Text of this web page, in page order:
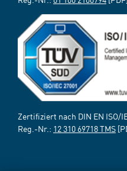
Zertifiziert nach DIN EN ISO/
Reg.-Nr.: 12 310 69718 TMS